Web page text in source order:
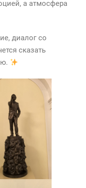
а атмосфера
диалог со
сказать